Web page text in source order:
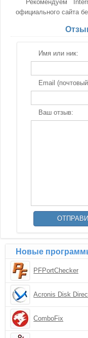
Рекомендуем
официального сайта
Имя или ник:
Email
Ваш отзыв:
Новые
PFPortChecker
Acronis Disk
ComboFix